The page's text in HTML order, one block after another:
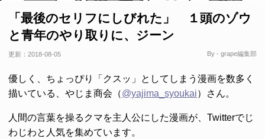
「最後のセリフにしびれた」 １頭のゾウ
と青年のやり取りに、ジーン
更新： 2018-08-05 By - grape編集部
優しく、ちょっぴり「クスッ」としてしまう漫画を数多く
描いている、やじま商会（@yajima_syoukai）さん。
人間の言葉を操るクマを主人公にした漫画が、Twitterでじ
わじわと人気を集めています。